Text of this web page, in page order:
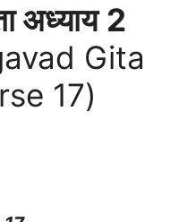
अध्याय 2
Gita
17)